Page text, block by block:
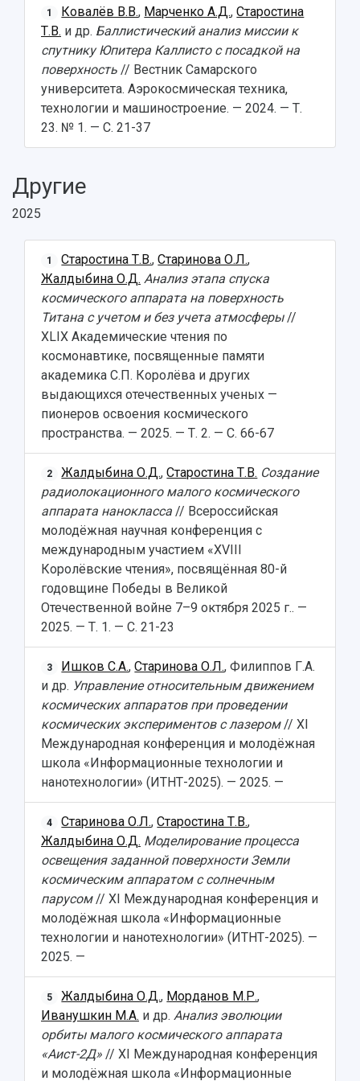
Устойчивое развитие
Кампус
3D-тур по университету
Музеи
Учебный аэродром
Центр истории авиационных двигателей
Умный дом бабочек
Международный межвузовский кампус
Официальные документы
Видеолекции
Противодействие COVID-19
деятельности
Журналы Самарского университета
Научные конференции
Патенты
Публикации и издания
Отчеты о проведенных конференциях
1 Ковалёв В.В., Марченко А.Д.,Старостина
Т.В. и др. Баллистический анализ миссии к
спутнику Юпитера Каллисто с посадкой на
поверхность // Вестник Самарского
университета. Аэрокосмическая техника,
технологии и машиностроение. — 2024. — Т.
23. № 1. — С. 21-37
Другие
2025
1 Старостина Т.В.,Старинова О.Л.,
Жалдыбина О.Д. Анализ этапа спуска
космического аппарата на поверхность
Титана с учетом и без учета атмосферы//
XLIX Академические чтения по
космонавтике, посвященные памяти
академика С.П. Королёва и других
выдающихся отечественных ученых —
пионеров освоения космического
пространства. — 2025. — Т. 2. — С. 66-67
2 Жалдыбина О.Д.,Старостина Т.В. Создание
радиолокационного малого космического
аппарата нанокласса // Всероссийская
молодёжная научная конференция с
международным участием «XVIII
Королёвские чтения», посвящённая 80-й
годовщине Победы в Великой
Отечественной войне 7–9 октября 2025 г.. —
2025. — Т. 1. — С. 21-23
3 Ишков С.А.,Старинова О.Л., Филиппов Г.А.
и др. Управление относительным движением
космических аппаратов при проведении
космических экспериментов с лазером// XI
Международная конференция и молодёжная
школа «Информационные технологии и
нанотехнологии» (ИТНТ-2025). — 2025. —
4 Старинова О.Л.,Старостина Т.В.,
Жалдыбина О.Д. Моделирование процесса
освещения заданной поверхности Земли
космическим аппаратом с солнечным
парусом// XI Международная конференция и
молодёжная школа «Информационные
технологии и нанотехнологии» (ИТНТ-2025). —
2025. —
5 Жалдыбина О.Д., Морданов М.Р.,
Иванушкин М.А. и др. Анализ эволюции
орбиты малого космического аппарата
«Аист-2Д» // XI Международная конференция
и молодёжная школа «Информационные